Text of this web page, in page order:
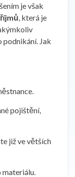
je však
, která je
podnikání. Jak
pojištění,
již ve větších
materiálu.